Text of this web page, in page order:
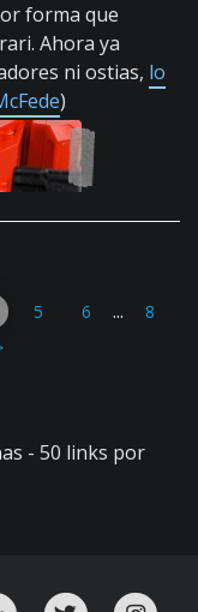
forma que
Ahora ya
ni ostias, lo
)
5 6 ...
8
- 50 links por
Telegram!
Charla con nosotros
Twitter